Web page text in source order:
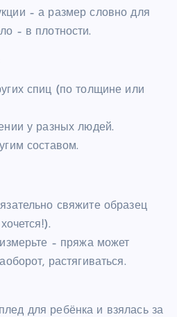
– а размер словно для
– в плотности.
спиц (по толщине или
у разных людей.
составом.
свяжите образец
– пряжа может
растягиваться.
для ребёнка и взялась за